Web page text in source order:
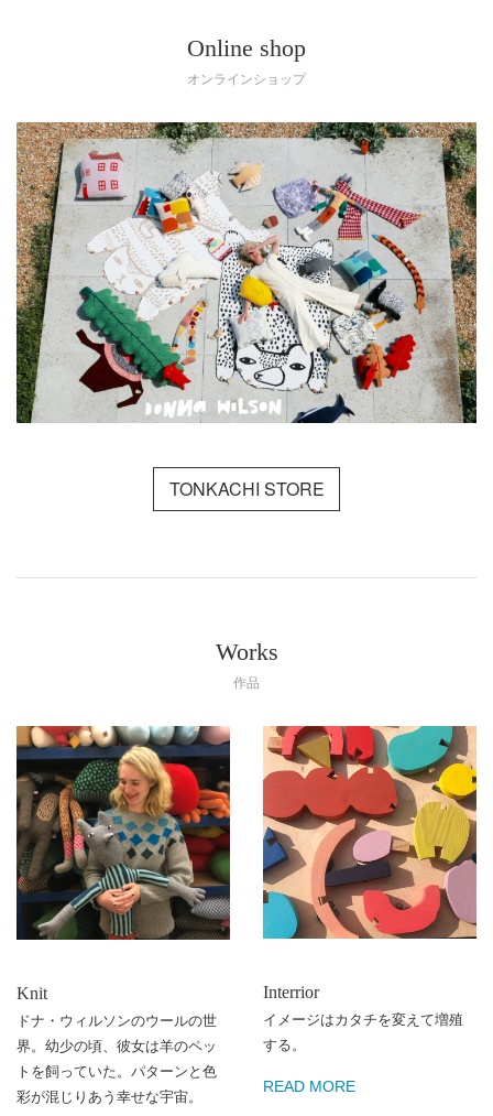
Online shop
オンラインショップ
TONKACHI STORE
Works
作品
Knit
ドナ・ウィルソンのウールの世
界。幼少の頃、彼女は羊のペッ
トを飼っていた。パターンと色
彩が混じりあう幸せな宇宙。
Interrior
イメージはカタチを変えて増殖
する。
READ MORE